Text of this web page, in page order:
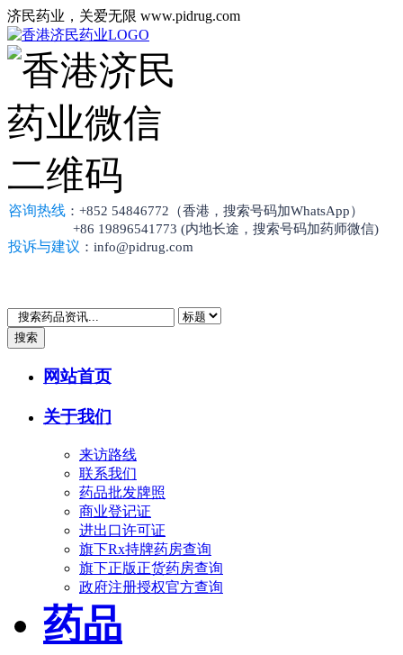
济民药业，关爱无限 www.pidrug.com
咨询热线 ：+852 54846772（香港，搜索号码加WhatsApp）
+86 19896541773 (内地长途，搜索号码加药师微信)
投诉与建议 ：info@pidrug.com
搜索
网站首页
关于我们
来访路线
联系我们
药品批发牌照
商业登记证
进出口许可证
旗下Rx持牌药房查询
旗下正版正货药房查询
政府注册授权官方查询
药品